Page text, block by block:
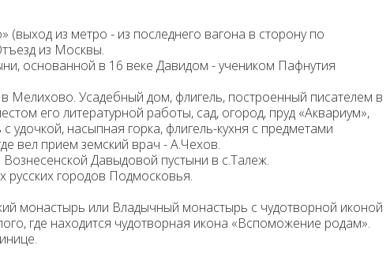
(выход из метро - из последнего вагона в сторону по
из Москвы.
, основанной в 16 веке Давидом - учеником Пафнутия
в Мелихово. Усадебный дом, флигель, построенный писателем в
его литературной работы, сад, огород, пруд «Аквариум»,
удочкой, насыпная горка, флигель-кухня с предметами
вел прием земский врач - А.Чехов.
Вознесенской Давыдовой пустыни в с.Талеж.
русских городов Подмосковья.
монастырь или Владычный монастырь с чудотворной иконой
где находится чудотворная икона «Вспоможение родам».